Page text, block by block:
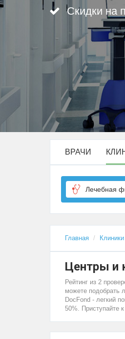
Скидки на
ВРАЧИ
Лечебная
Главная Клиники
Центры и
Рейтинг из 2
можете подобрать
DocFond - легкий
50%. Приступайте